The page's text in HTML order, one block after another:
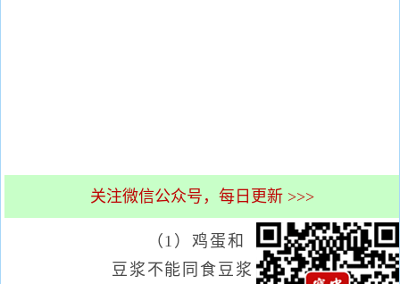
关注微信公众号，每日更新 >>>
（1）鸡蛋和
豆浆不能同食豆浆